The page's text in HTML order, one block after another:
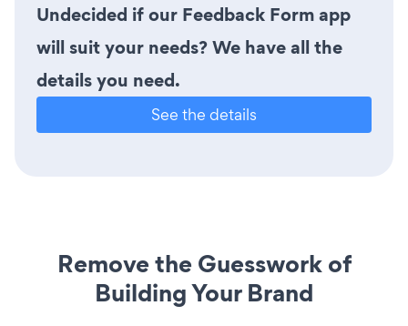
Undecided if our Feedback Form app
will suit your needs? We have all the
details you need.
See the details
Remove the Guesswork of
Building Your Brand